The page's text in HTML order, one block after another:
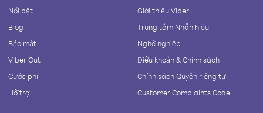
Nổi bật
Blog
Bảo mật
Viber Out
Cước phí
Hỗ trợ
Giới thiệu Viber
Trung tâm Nhãn hiệu
Nghề nghiệp
Điều khoản & Chính sách
Chính sách Quyền riêng tư
Customer Complaints Code